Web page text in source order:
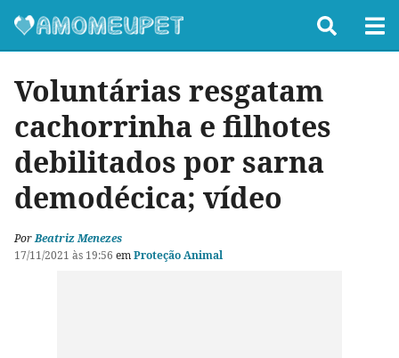
Voluntárias resgatam
cachorrinha e filhotes
debilitados por sarna
demodécica; vídeo
PorBeatriz Menezes
17/11/2021 às 19:56 emProteção Animal